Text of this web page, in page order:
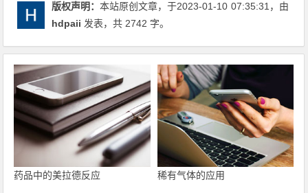
版权声明：本站原创文章，于2023-01-10 07:35:31，由
hdpaii 发表，共 2742 字。
药品中的美拉德反应 稀有气体的应用